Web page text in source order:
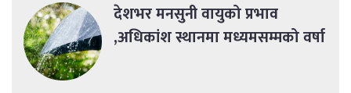
देशभर मनसुनी वायुको प्रभाव
,अधिकांश स्थानमा मध्यमसम्मको वर्षा